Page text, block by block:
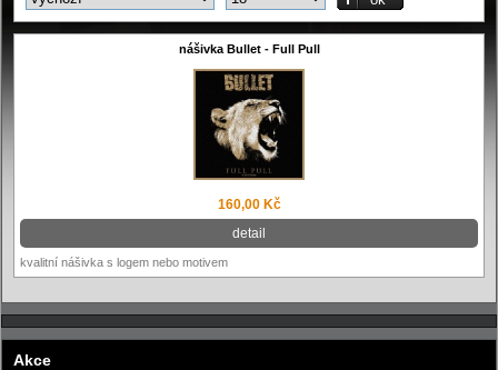
nášivka Bullet - Full Pull
160,00 Kč
detail
kvalitní nášivka s logem nebo motivem
Akce